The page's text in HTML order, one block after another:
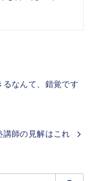
なんて、錯覚です
師の見解はこれ